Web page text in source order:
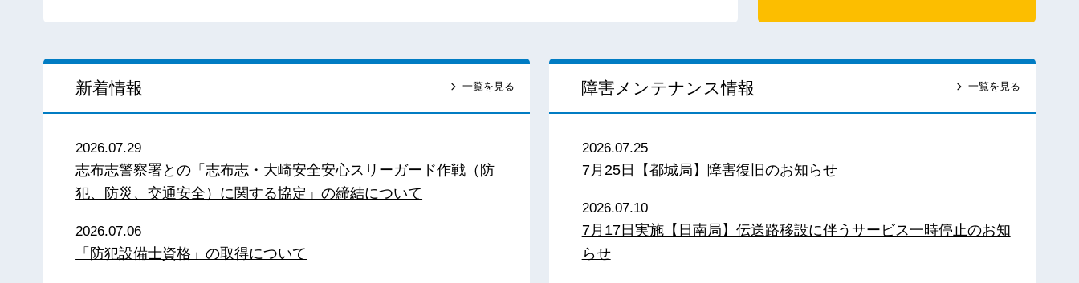
新着情報 一覧を見る
2026.07.29
志布志警察署との「志布志・大崎安全安心スリーガード作戦（防
犯、防災、交通安全）に関する協定」の締結について
2026.07.06
「防犯設備士資格」の取得について
障害メンテナンス情報 一覧を見る
2026.07.25
7月25日【都城局】障害復旧のお知らせ
2026.07.10
7月17日実施【日南局】伝送路移設に伴うサービス一時停止のお知
らせ